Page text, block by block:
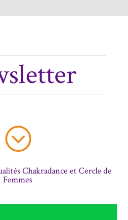
;
Chakradance et Cercle de
Femmes